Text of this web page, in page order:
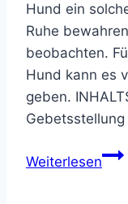
Hund ein
Ruhe
beobachten.
Hund kann es
geben.
WeiterlesenHund